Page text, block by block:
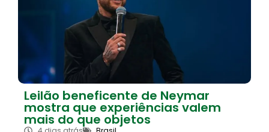
Leilão beneficente de Neymar
mostra que experiências valem
mais do que objetos